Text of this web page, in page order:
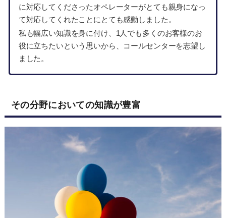
に対応してくださったオペレーターがとても親身になっ
て対応してくれたことにとても感動しました。
私も幅広い知識を身に付け、1人でも多くのお客様のお
役に立ちたいという思いから、コールセンターを志望し
ました。
その分野においての知識が豊富